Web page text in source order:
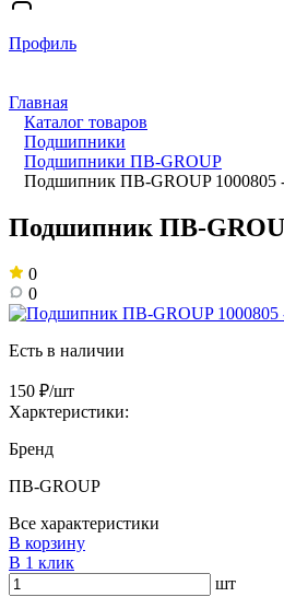
Профиль
Главная
Каталог товаров
Подшипники
Подшипники ПВ-GROUP
Подшипник ПВ-GROUP 1000805
Подшипник ПВ-
0
0
Есть в наличии
150 ₽/шт
Харктеристики:
Бренд
ПВ-GROUP
Все характеристики
В корзину
В 1 клик
шт